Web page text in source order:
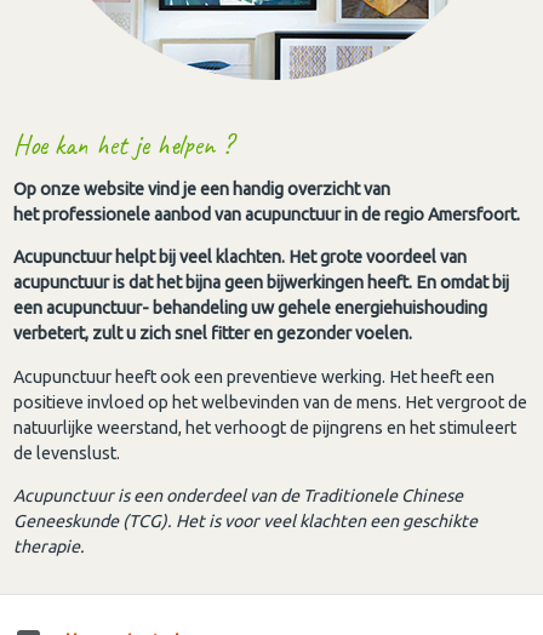
Hoe kan het je helpen ?
Op onze website vind je een handig overzicht van
het professionele aanbod van acupunctuur in de regio Amersfoort.
Acupunctuur helpt bij veel klachten. Het grote voordeel van
acupunctuur is dat het bijna geen bijwerkingen heeft. En omdat bij
een acupunctuur- behandeling uw gehele energiehuishouding
verbetert, zult u zich snel fitter en gezonder voelen.
Acupunctuur heeft ook een preventieve werking. Het heeft een
positieve invloed op het welbevinden van de mens. Het vergroot de
natuurlijke weerstand, het verhoogt de pijngrens en het stimuleert
de levenslust.
Acupunctuur is een onderdeel van de Traditionele Chinese
Geneeskunde (TCG). Het is voor veel klachten een geschikte
therapie.